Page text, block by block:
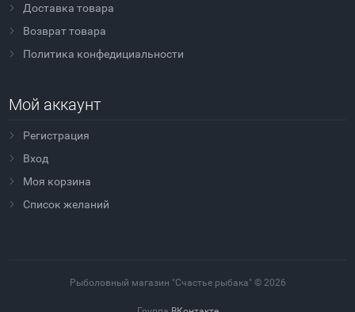
Доставка товара
Возврат товара
Политика конфедициальности
Мой аккаунт
Регистрация
Вход
Моя корзина
Cписок желаний
Рыболовный магазин "Счастье рыбака" © 2026